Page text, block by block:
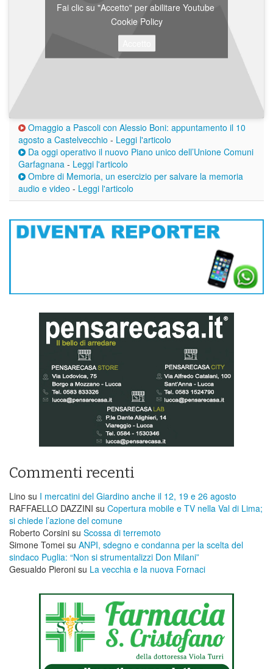
Fai clic su "Accetto" per abilitare Youtube
Cookie Policy
Omaggio a Pascoli con Alessio Boni: appuntamento il 10
agosto a Castelvecchio - Leggi l'articolo
Da oggi operativo il nuovo Piano unico dell’Unione Comuni
Garfagnana - Leggi l'articolo
Ombre di Memoria, un esercizio per salvare la memoria
audio e video - Leggi l'articolo
Commenti recenti
Lino su I mercatini del Giardino anche il 12, 19 e 26 agosto
RAFFAELLO DAZZINI su ​Copertura mobile e TV nella Val di Lima;
si chiede l’azione del comune
Roberto Corsini su Scossa di terremoto
Simone Tomei su ANPI, sdegno e condanna per la scelta del
sindaco Puglia: “Non si strumentalizzi Don Milani”
Gesualdo Pieroni su La vecchia e la nuova Fornaci